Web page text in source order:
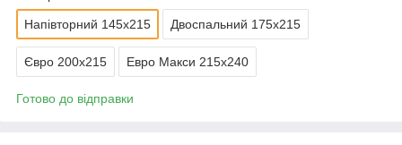
Напівторний 145х215 Двоспальний 175х215
Євро 200х215 Евро Макси 215х240
Готово до відправки